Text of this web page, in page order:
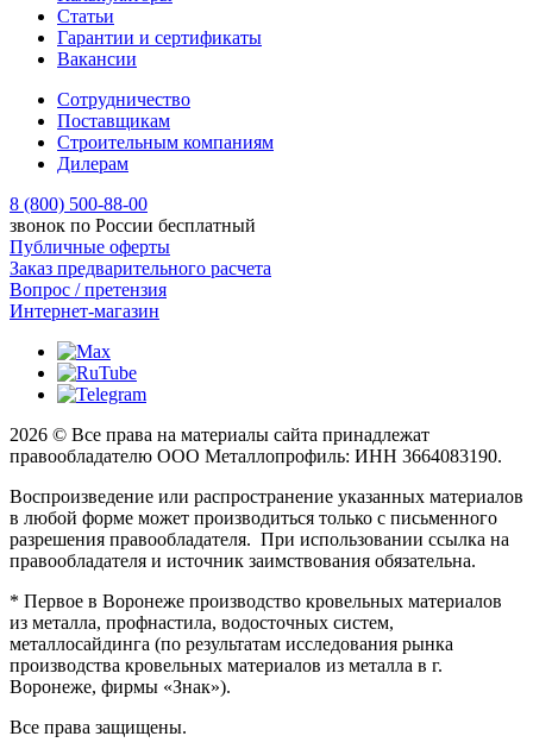
Статьи
Гарантии и сертификаты
Вакансии
Сотрудничество
Поставщикам
Строительным компаниям
Дилерам
8 (800) 500-88-00
звонок по России бесплатный
Публичные оферты
Заказ предварительного расчета
Вопрос / претензия
Интернет-магазин
2026 © Все права на материалы сайта принадлежат
правообладателю ООО Металлопрофиль: ИНН 3664083190.
Воспроизведение или распространение указанных материалов
в любой форме может производиться только с письменного
разрешения правообладателя. При использовании ссылка на
правообладателя и источник заимствования обязательна.
* Первое в Воронеже производство кровельных материалов
из металла, профнастила, водосточных систем,
металлосайдинга (по результатам исследования рынка
производства кровельных материалов из металла в г.
Воронеже, фирмы «Знак»).
Все права защищены.